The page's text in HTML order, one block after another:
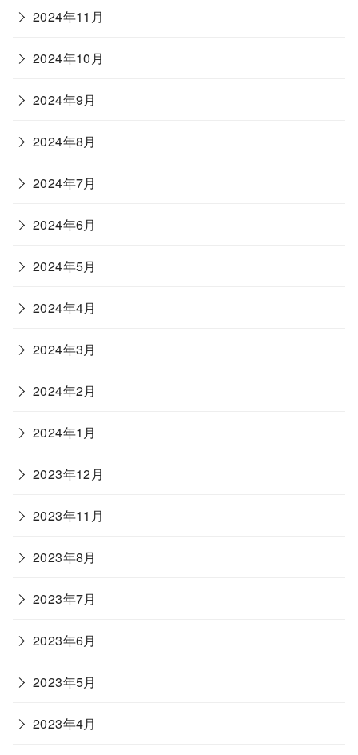
2024年11月
2024年10月
2024年9月
2024年8月
2024年7月
2024年6月
2024年5月
2024年4月
2024年3月
2024年2月
2024年1月
2023年12月
2023年11月
2023年8月
2023年7月
2023年6月
2023年5月
2023年4月